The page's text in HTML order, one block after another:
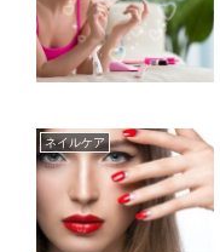
ネイルケア